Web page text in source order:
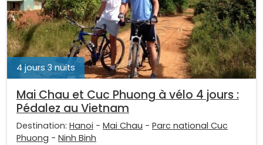
4 jours 3 nuits
Mai Chau et Cuc Phuong à vélo 4 jours :
Pédalez au Vietnam
Destination: Hanoi - Mai Chau - Parc national Cuc
Phuong - Ninh Binh